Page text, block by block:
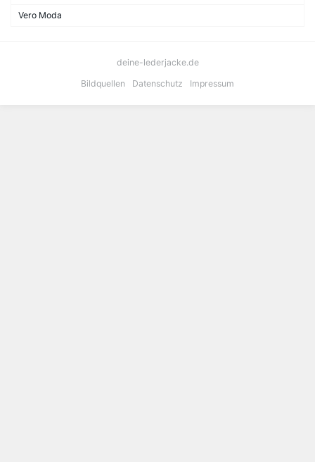
Vero Moda
deine-lederjacke.de
Bildquellen
Datenschutz Impressum